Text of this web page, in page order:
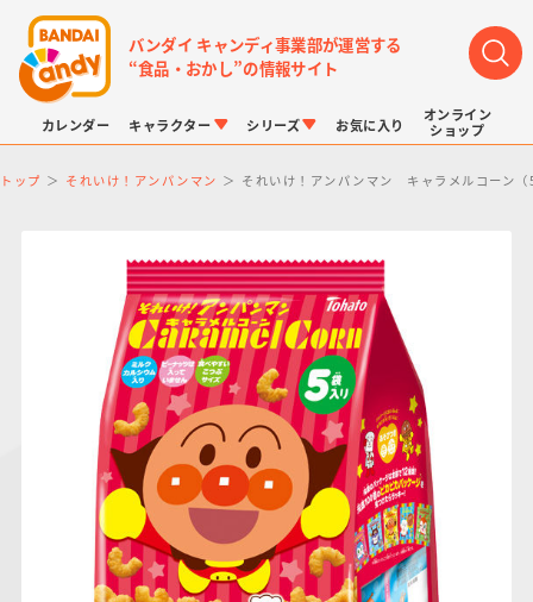
バンダイ キャンディ事業部が運営する
“食品・おかし”の情報サイト
カレンダー キャラクター
LINK TRAVELERS
仮面ライダーシリー
ズ
プリキュアシリーズ
ガンダムシリーズ
ドラゴンボール
アンパンマン
シリーズ
チョコボックス
キャラパキ
チョコサプ
にふぉるめーしょん
＆スクエアシール
ポケモンキッズ
ポケモンスケールワ
ールド
お気に入り
オンライン
ショップ
トップ それいけ！アンパンマン それいけ！アンパンマン キャラメルコーン（